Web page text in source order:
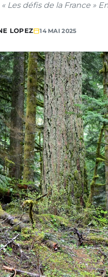
« Les défis de la France »
LOPEZ 14 MAI 2025